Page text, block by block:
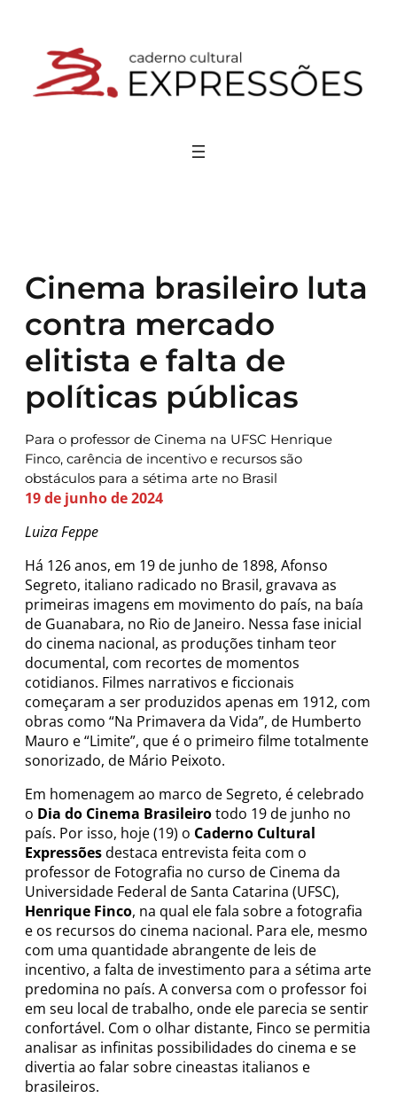
conteúdo
Cinema brasileiro luta
contra mercado
elitista e falta de
políticas públicas
Para o professor de Cinema na UFSC Henrique
Finco, carência de incentivo e recursos são
obstáculos para a sétima arte no Brasil
19 de junho de 2024
Luiza Feppe
Há 126 anos, em 19 de junho de 1898, Afonso
Segreto, italiano radicado no Brasil, gravava as
primeiras imagens em movimento do país, na baía
de Guanabara, no Rio de Janeiro. Nessa fase inicial
do cinema nacional, as produções tinham teor
documental, com recortes de momentos
cotidianos. Filmes narrativos e ficcionais
começaram a ser produzidos apenas em 1912, com
obras como “Na Primavera da Vida”, de Humberto
Mauro e “Limite”, que é o primeiro filme totalmente
sonorizado, de Mário Peixoto.
Em homenagem ao marco de Segreto, é celebrado
o Dia do Cinema Brasileirotodo 19 de junho no
país. Por isso, hoje (19) o Caderno Cultural
Expressõesdestaca entrevista feita com o
professor de Fotografia no curso de Cinema da
Universidade Federal de Santa Catarina (UFSC),
Henrique Finco, na qual ele fala sobre a fotografia
e os recursos do cinema nacional. Para ele, mesmo
com uma quantidade abrangente de leis de
incentivo, a falta de investimento para a sétima arte
predomina no país. A conversa com o professor foi
em seu local de trabalho, onde ele parecia se sentir
confortável. Com o olhar distante, Finco se permitia
analisar as infinitas possibilidades do cinema e se
divertia ao falar sobre cineastas italianos e
brasileiros.